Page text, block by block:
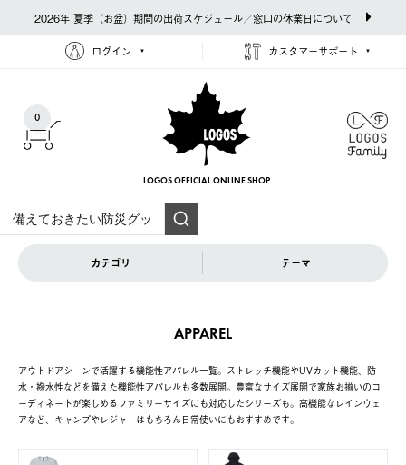
2026年 夏季（お盆）期間の出荷スケジュール／窓口の休業日について
ログイン カスタマーサポート
0
LOGOS OFFICIAL ONLINE SHOP
カテゴリ テーマ
APPAREL
アウトドアシーンで活躍する機能性アパレル一覧。ストレッチ機能やUVカット機能、防
水・撥水性などを備えた機能性アパレルも多数展開。豊富なサイズ展開で家族お揃いのコ
ーディネートが楽しめるファミリーサイズにも対応したシリーズも。高機能なレインウェ
アなど、キャンプやレジャーはもちろん日常使いにもおすすめです。